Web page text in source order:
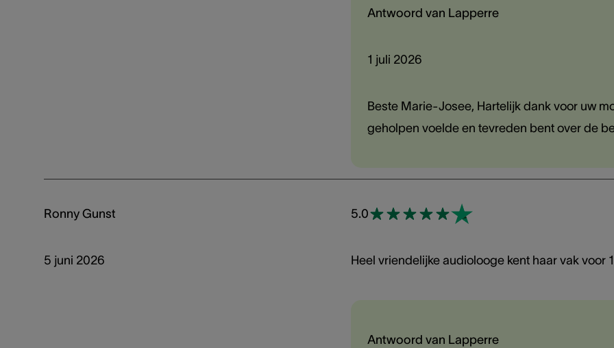
Antwoord van Lapperre
1 juli 2026
Beste Marie-Josee, Hartelijk dank voor uw
geholpen voelde en tevreden bent over de
Ronny Gunst
5 juni 2026
5.0
Heel vriendelijke audiolooge kent haar vak voor
Antwoord van Lapperre